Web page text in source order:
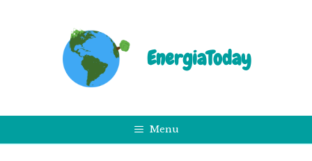
EnergiaToday
Menu